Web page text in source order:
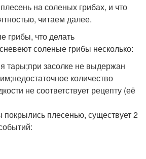
на соленых грибах, и что
читаем далее.
грибы, что делать
соленые грибы несколько:
тары;при засолке не выдержан
количество
не соответствует рецепту (её
плесенью, существует 2